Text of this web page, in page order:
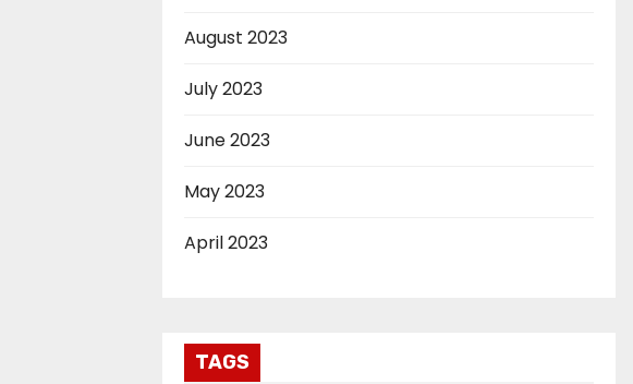
August 2023
July 2023
June 2023
May 2023
April 2023
TAGS